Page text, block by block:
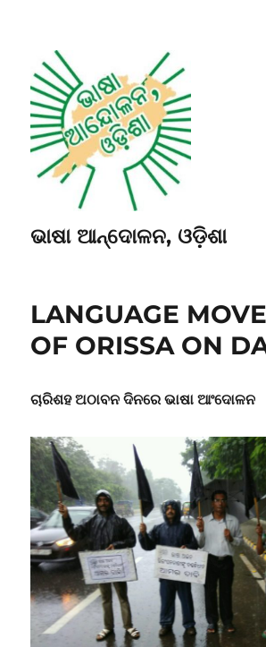
ଭାଷା ଆନ୍ଦୋଳନ, ଓଡ଼ିଶା
LANGUAGE
OF ORISSA ON
ଚାରିଶହ ଅଠାବନ ଦିନରେ ଭାଷା ଆଂଦୋଳନ